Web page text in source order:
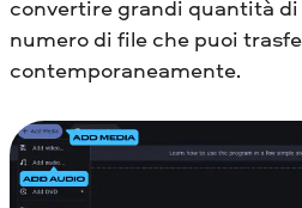
convertire grandi quantità di
numero di file che puoi
contemporaneamente.